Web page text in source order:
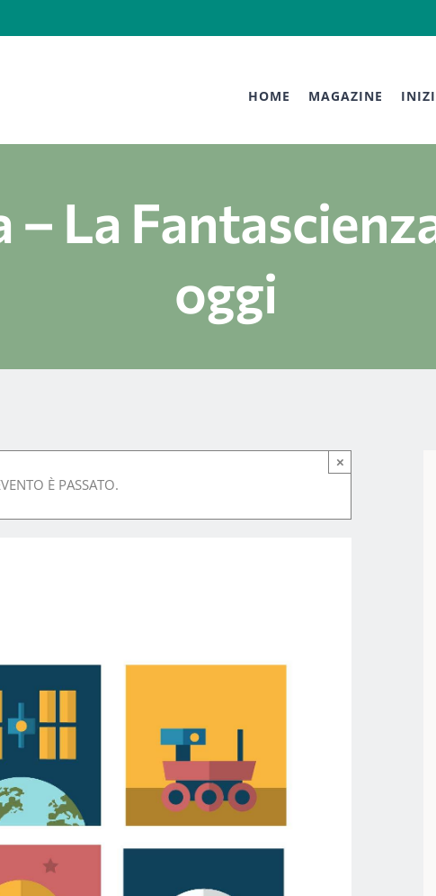
HOME MAGAZINE
La
oggi
È PASSATO.
×